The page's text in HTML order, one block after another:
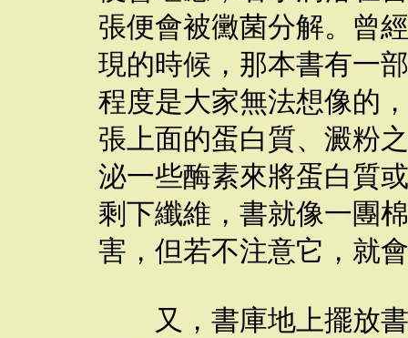
張便會被黴菌分解。曾
現的時候，那本書有一
程度是大家無法想像的
張上面的蛋白質、澱粉
泌一些酶素來將蛋白質
剩下纖維，書就像一團
害，但若不注意它，就
又，書庫地上擺放書